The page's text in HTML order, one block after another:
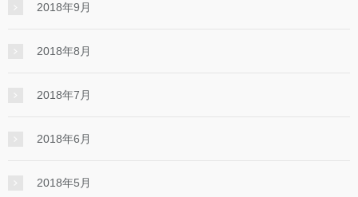
2018年9月
2018年8月
2018年7月
2018年6月
2018年5月